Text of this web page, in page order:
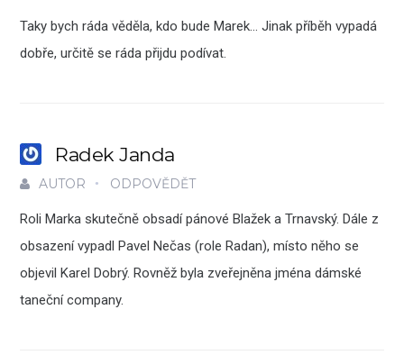
Taky bych ráda věděla, kdo bude Marek… Jinak příběh vypadá
dobře, určitě se ráda přijdu podívat.
Radek Janda
AUTOR ODPOVĚDĚT
Roli Marka skutečně obsadí pánové Blažek a Trnavský. Dále z
obsazení vypadl Pavel Nečas (role Radan), místo něho se
objevil Karel Dobrý. Rovněž byla zveřejněna jména dámské
taneční company.